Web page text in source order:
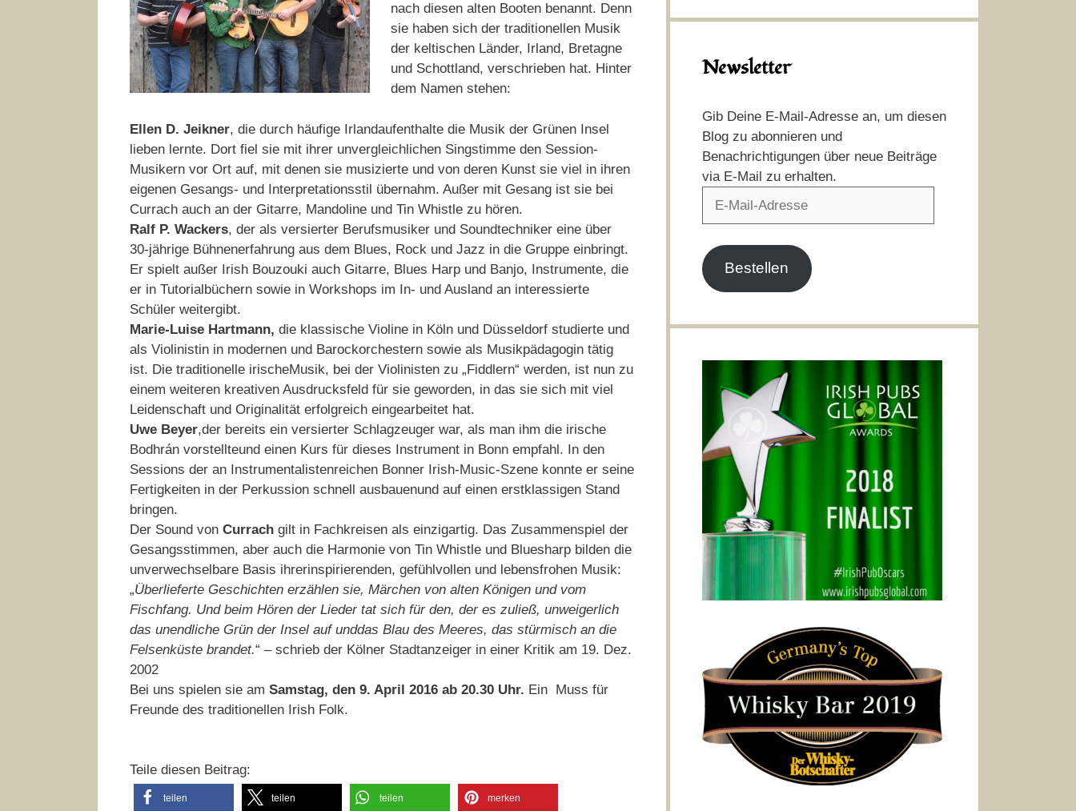
nach diesen alten Booten benannt. Denn
sie haben sich der traditionellen Musik
der keltischen Länder, Irland, Bretagne
und Schottland, verschrieben hat. Hinter
dem Namen stehen:
Ellen D. Jeikner, die durch häufige Irlandaufenthalte die Musik der Grünen Insel
lieben lernte. Dort fiel sie mit ihrer unvergleichlichen Singstimme den Session-
Musikern vor Ort auf, mit denen sie musizierte und von deren Kunst sie viel in ihren
eigenen Gesangs- und Interpretationsstil übernahm. Außer mit Gesang ist sie bei
Currach auch an der Gitarre, Mandoline und Tin Whistle zu hören.
Ralf P. Wackers, der als versierter Berufsmusiker und Soundtechniker eine über
30-jährige Bühnenerfahrung aus dem Blues, Rock und Jazz in die Gruppe einbringt.
Er spielt außer Irish Bouzouki auch Gitarre, Blues Harp und Banjo, Instrumente, die
er in Tutorialbüchern sowie in Workshops im In- und Ausland an interessierte
Schüler weitergibt.
Marie-Luise Hartmann, die klassische Violine in Köln und Düsseldorf studierte und
als Violinistin in modernen und Barockorchestern sowie als Musikpädagogin tätig
ist. Die traditionelle irischeMusik, bei der Violinisten zu „Fiddlern“ werden, ist nun zu
einem weiteren kreativen Ausdrucksfeld für sie geworden, in das sie sich mit viel
Leidenschaft und Originalität erfolgreich eingearbeitet hat.
Uwe Beyer,der bereits ein versierter Schlagzeuger war, als man ihm die irische
Bodhrán vorstellteund einen Kurs für dieses Instrument in Bonn empfahl. In den
Sessions der an Instrumentalistenreichen Bonner Irish-Music-Szene konnte er seine
Fertigkeiten in der Perkussion schnell ausbauenund auf einen erstklassigen Stand
bringen.
Der Sound von Currach gilt in Fachkreisen als einzigartig. Das Zusammenspiel der
Gesangsstimmen, aber auch die Harmonie von Tin Whistle und Bluesharp bilden die
unverwechselbare Basis ihrerinspirierenden, gefühlvollen und lebensfrohen Musik:
„Überlieferte Geschichten erzählen sie, Märchen von alten Königen und vom
Fischfang. Und beim Hören der Lieder tat sich für den, der es zuließ, unweigerlich
das unendliche Grün der Insel auf unddas Blau des Meeres, das stürmisch an die
Felsenküste brandet.“ – schrieb der Kölner Stadtanzeiger in einer Kritik am 19. Dez.
2002
Bei uns spielen sie am Samstag, den 9. April 2016 ab 20.30 Uhr. Ein Muss für
Freunde des traditionellen Irish Folk.
Teile diesen Beitrag:
teilen teilen teilen merken
Newsletter
Gib Deine E-Mail-Adresse an, um diesen
Blog zu abonnieren und
Benachrichtigungen über neue Beiträge
via E-Mail zu erhalten.
Bestellen